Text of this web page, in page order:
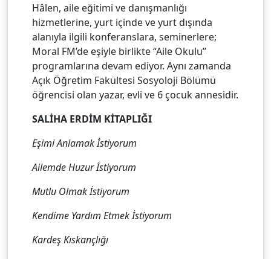
Hâlen, aile eğitimi ve danışmanlığı
hizmetlerine, yurt içinde ve yurt dışında
alanıyla ilgili konferanslara, seminerlere;
Moral FM’de eşiyle birlikte “Aile Okulu”
programlarına devam ediyor. Aynı zamanda
Açık Öğretim Fakültesi Sosyoloji Bölümü
öğrencisi olan yazar, evli ve 6 çocuk annesidir.
SALİHA ERDİM KİTAPLIĞI
Eşimi Anlamak İstiyorum
Ailemde Huzur İstiyorum
Mutlu Olmak İstiyorum
Kendime Yardım Etmek İstiyorum
Kardeş Kıskançlığı